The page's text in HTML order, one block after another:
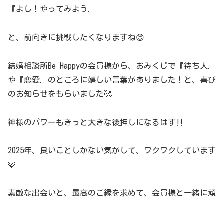
『よし！やってみよう』
と、前向きに挑戦したくなりますね😊
結婚相談所Be Happyの会員様から、おみくじで『待ち人』
や『恋愛』のところに嬉しい言葉がありました！と、喜び
のお知らせをもらいました🥰
神様のパワーもきっと大きな後押しになるはず‼️
2025年、良いことしかない気がして、ワクワクしています
🩷
素敵な出会いと、最高のご縁を求めて、会員様と一緒に頑